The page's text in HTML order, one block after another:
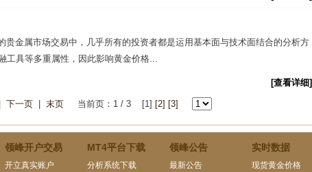
金属市场交易中，几乎所有的投资者都是运用基本面与技术面结合的分析方
工具等多重属性，因此影响黄金价格...
[查看详细]
下一页 末页 当前页：1 / 3 [1] [2] [3]
领峰开户交易
开立真实账户
MT4平台下载
分析系统下载
领峰公告
最新公告
实时数据
现货黄金价格